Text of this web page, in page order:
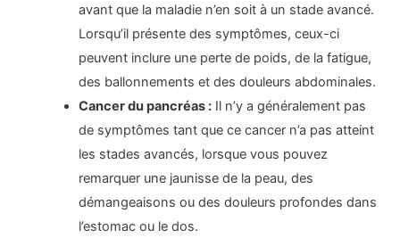
avant que la maladie n’en soit à un stade avancé.
Lorsqu’il présente des symptômes, ceux-ci
peuvent inclure une perte de poids, de la fatigue,
des ballonnements et des douleurs abdominales.
Cancer du pancréas : Il n’y a généralement pas
de symptômes tant que ce cancer n’a pas atteint
les stades avancés, lorsque vous pouvez
remarquer une jaunisse de la peau, des
démangeaisons ou des douleurs profondes dans
l’estomac ou le dos.